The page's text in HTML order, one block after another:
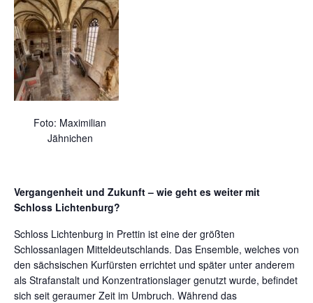
Foto: Maximilian
Jähnichen
Vergangenheit und Zukunft – wie geht es weiter mit
Schloss Lichtenburg?
Schloss Lichtenburg in Prettin ist eine der größten
Schlossanlagen Mitteldeutschlands. Das Ensemble, welches von
den sächsischen Kurfürsten errichtet und später unter anderem
als Strafanstalt und Konzentrationslager genutzt wurde, befindet
sich seit geraumer Zeit im Umbruch. Während das